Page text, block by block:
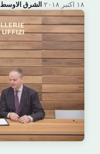
الشرق الاوسط· ۱۸ اکتبر ۲۰۱۸